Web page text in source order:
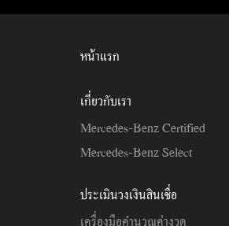
หน้าแรก
เกี่ยวกับเรา
Mercedes-Benz Certified
Mercedes-Benz Select
ประเมินวงเงินสินเชื่อ